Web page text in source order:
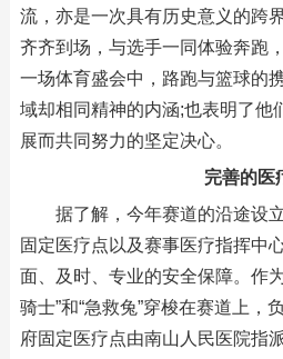
流，亦是一次具有历史意义的跨
齐齐到场，与选手一同体验奔跑
一场体育盛会中，路跑与篮球的
域却相同精神的内涵;也表明了他
展而共同努力的坚定决心。
完善的医
据了解，今年赛道的沿途设
固定医疗点以及赛事医疗指挥中
面、及时、专业的安全保障。作
骑士”和“急救兔”穿梭在赛道上，
府固定医疗点由南山人民医院指